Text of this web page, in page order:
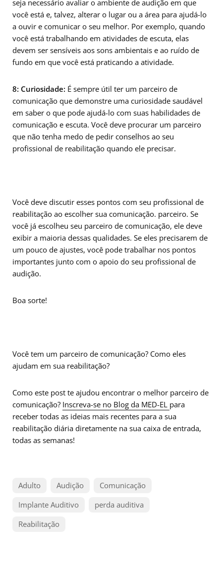
seja necessário avaliar o ambiente de audição em que
você está e, talvez, alterar o lugar ou a área para ajudá-lo
a ouvir e comunicar o seu melhor. Por exemplo, quando
você está trabalhando em atividades de escuta, elas
devem ser sensíveis aos sons ambientais e ao ruído de
fundo em que você está praticando a atividade.
8: Curiosidade: É sempre útil ter um parceiro de
comunicação que demonstre uma curiosidade saudável
em saber o que pode ajudá-lo com suas habilidades de
comunicação e escuta. Você deve procurar um parceiro
que não tenha medo de pedir conselhos ao seu
profissional de reabilitação quando ele precisar.
Você deve discutir esses pontos com seu profissional de
reabilitação ao escolher sua comunicação. parceiro. Se
você já escolheu seu parceiro de comunicação, ele deve
exibir a maioria dessas qualidades. Se eles precisarem de
um pouco de ajustes, você pode trabalhar nos pontos
importantes junto com o apoio do seu profissional de
audição.
Boa sorte!
Você tem um parceiro de comunicação? Como eles
ajudam em sua reabilitação?
Como este post te ajudou encontrar o melhor parceiro de
comunicação? Inscreva-se no Blog da MED-EL para
receber todas as ideias mais recentes para a sua
reabilitação diária diretamente na sua caixa de entrada,
todas as semanas!
Adulto Audição
Comunicação
Implante Auditivo
perda auditiva
Reabilitação